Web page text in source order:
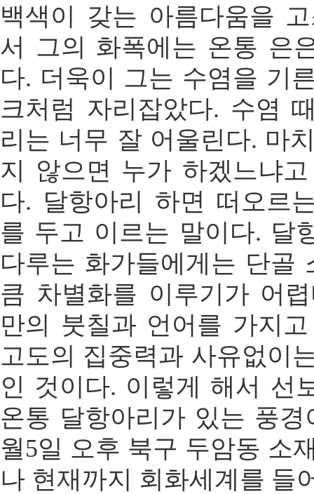
백색이 갖는 아름다움을
서 그의 화폭에는 온통 은
다. 더욱이 그는 수염을 기
크처럼 자리잡았다. 수염
리는 너무 잘 어울린다. 마
지 않으면 누가 하겠느냐
다. 달항아리 하면 떠오르
를 두고 이르는 말이다. 달
다루는 화가들에게는 단골
큼 차별화를 이루기가 어
만의 붓칠과 언어를 가지
고도의 집중력과 사유없이
인 것이다. 이렇게 해서 선
온통 달항아리가 있는 풍
월5일 오후 북구 두암동 소
나 현재까지 회화세계를 들